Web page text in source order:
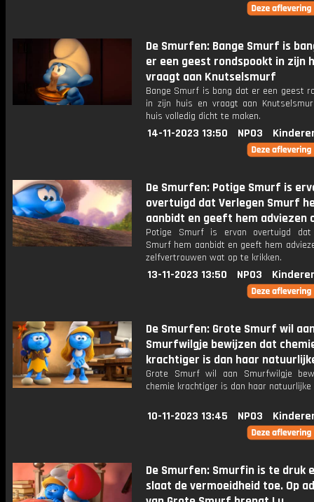
De Smurfen: Bange Smurf is
er een geest rondspookt in zijn
vraagt aan Knutselsmurf
Bange Smurf is bang dat er een geest
in zijn huis en vraagt aan
huis volledig dicht te maken.
14-11-2023 13:50 NPO3
De Smurfen: Potige Smurf is
overtuigd dat Verlegen Smurf
aanbidt en geeft hem adviezen
Potige Smurf is ervan overtuigd dat
Smurf hem aanbidt en geeft hem
zelfvertrouwen wat op te krikken.
13-11-2023 13:50 NPO3
De Smurfen: Grote Smurf wil
Smurfwilgje bewijzen dat
krachtiger is dan haar
Grote Smurf wil aan Smurfwilgje
chemie krachtiger is dan haar natuurlijke
10-11-2023 13:45 NPO3
De Smurfen: Smurfin is te druk
slaat de vermoeidheid toe. Op